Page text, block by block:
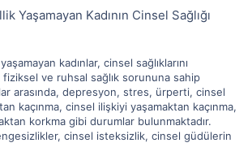
Yaşamayan Kadının Cinsel Sağlığı
kadınlar, cinsel sağlıklarını
ve ruhsal sağlık sorununa sahip
arasında, depresyon, stres, ürperti, cinsel
kaçınma, cinsel ilişkiyi yaşamaktan kaçınma,
korkma gibi durumlar bulunmaktadır.
cinsel isteksizlik, cinsel güdülerin